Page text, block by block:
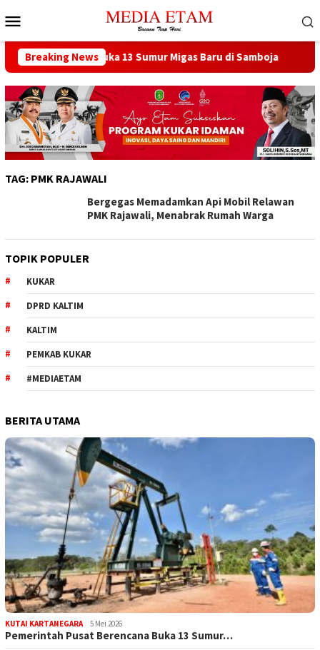
ke
Mobile
Breaking News
Berencana Buka 13 Sumur Migas Baru di Samboja
TAG: PMK RAJAWALI
Bergegas Memadamkan Api Mobil Relawan
PMK Rajawali, Menabrak Rumah Warga
TOPIK POPULER
KUKAR
DPRD KALTIM
KALTIM
PEMKAB KUKAR
#MEDIAETAM
BERITA UTAMA
KUTAI KARTANEGARA 5 Mei 2026
Pemerintah Pusat Berencana Buka 13 Sumur…